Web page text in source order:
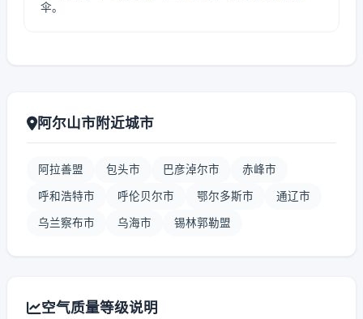
伞。
阿尔山市附近城市
阿拉善盟 包头市 巴彦淖尔市 赤峰市
呼和浩特市 呼伦贝尔市 鄂尔多斯市 通辽市
乌兰察布市 乌海市 锡林郭勒盟
空气质量等级说明